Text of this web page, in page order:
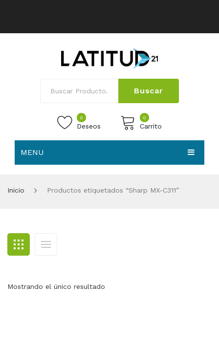
Buscar
0
Deseos
0
Carrito
MENU
BLOG
CONTACTO
Inicio Productos etiquetados “Sharp MX-C311”
Mostrando el único resultado